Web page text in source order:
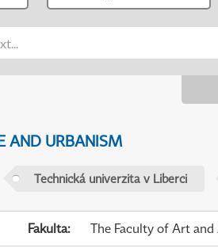
AND URBANISM
Technická univerzita v Liberci
Fakulta: The Faculty of Art